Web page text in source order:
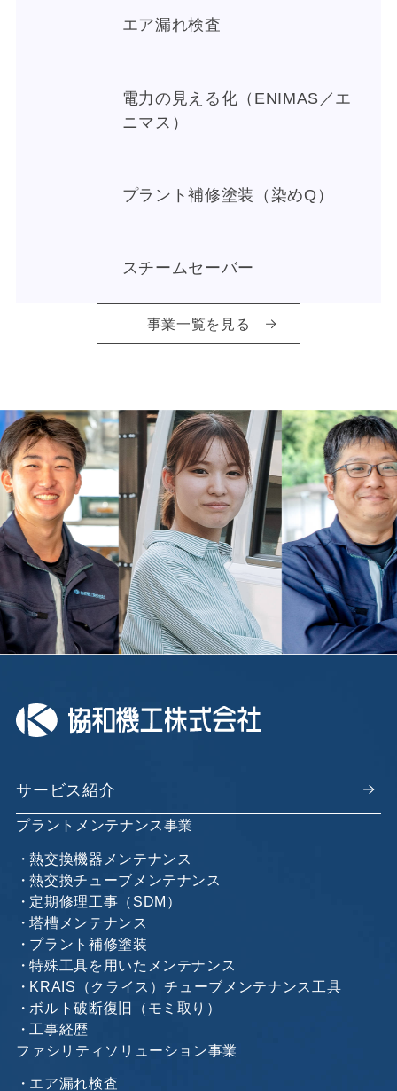
エア漏れ検査
電力の見える化（ENIMAS／エ
ニマス）
プラント補修塗装（染めQ）
スチームセーバー
事業一覧を見る
サービス紹介
プラントメンテナンス事業
熱交換機器メンテナンス
熱交換チューブメンテナンス
定期修理工事（SDM）
塔槽メンテナンス
プラント補修塗装
特殊工具を用いたメンテナンス
KRAIS（クライス）チューブメンテナンス工具
ボルト破断復旧（モミ取り）
工事経歴
ファシリティソリューション事業
エア漏れ検査